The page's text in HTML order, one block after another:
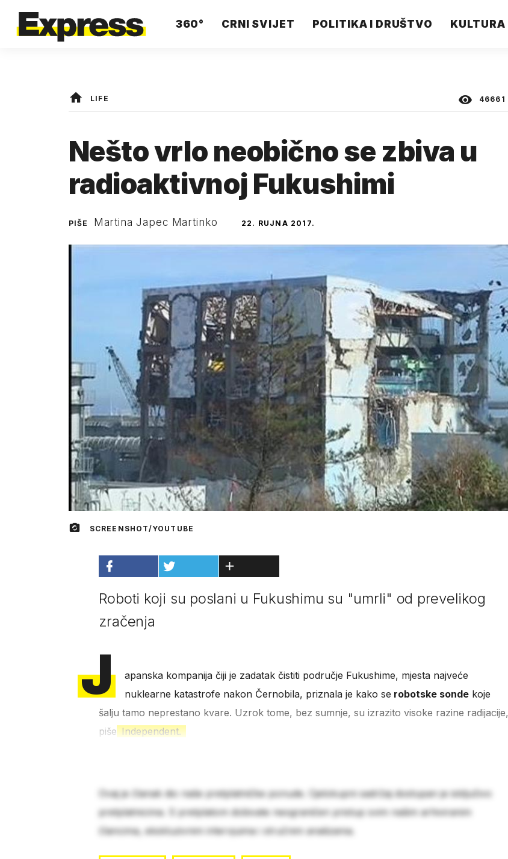
360° CRNI SVIJET POLITIKA I DRUŠTVO KULTURA
LIFE 46661
Nešto vrlo neobično se zbiva u
radioaktivnoj Fukushimi
PIŠE Martina Japec Martinko 22. RUJNA 2017.
SCREENSHOT/YOUTUBE
Roboti koji su poslani u Fukushimu su "umrli" od prevelikog
zračenja
J
apanska kompanija čiji je zadatak čistiti područje Fukushime, mjesta najveće
nuklearne katastrofe nakon Černobila, priznala je kako se robotske sondekoje
šalju tamo neprestano kvare. Uzrok tome, bez sumnje, su izrazito visoke razine radijacije,
pišeIndependent.
Ovaj je članak dio naše pretplatničke ponude. Cjelokupni sadržaj dostupan je isključivo
pretplatnicima. S pretplatom dobivate neograničen pristup svim našim arhiviranim
člancima, ekskluzivnim intervjuima i stručnim analizama.